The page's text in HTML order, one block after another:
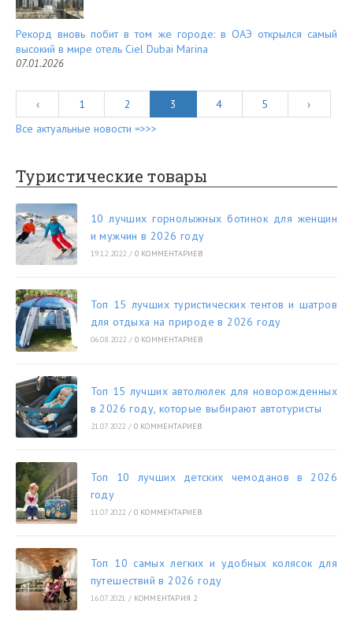
Рекорд вновь побит в том же городе: в ОАЭ открылся самый
высокий в мире отель Ciel Dubai Marina
07.01.2026
‹ 1 2 3 4 5
›
Все актуальные новости =>>>
Туристические товары
10 лучших горнолыжных ботинок для женщин
и мужчин в 2026 году
19.12.2022 / 0 КОММЕНТАРИЕВ
Топ 15 лучших туристических тентов и шатров
для отдыха на природе в 2026 году
06.08.2022 / 0 КОММЕНТАРИЕВ
Топ 15 лучших автолюлек для новорожденных
в 2026 году, которые выбирают автотуристы
21.07.2022 / 0 КОММЕНТАРИЕВ
Топ 10 лучших детских чемоданов в 2026
году
11.07.2022 / 0 КОММЕНТАРИЕВ
Топ 10 самых легких и удобных колясок для
путешествий в 2026 году
16.07.2021 / КОММЕНТАРИЯ 2